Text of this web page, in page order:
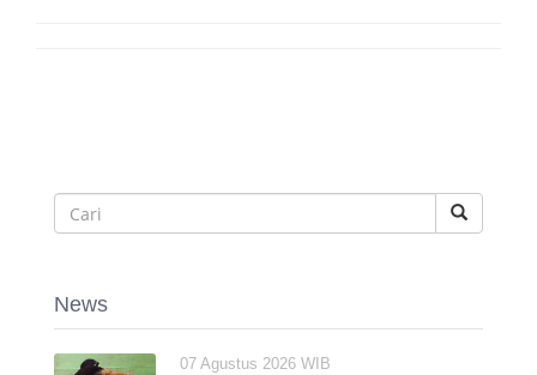
News
07 Agustus 2026 WIB